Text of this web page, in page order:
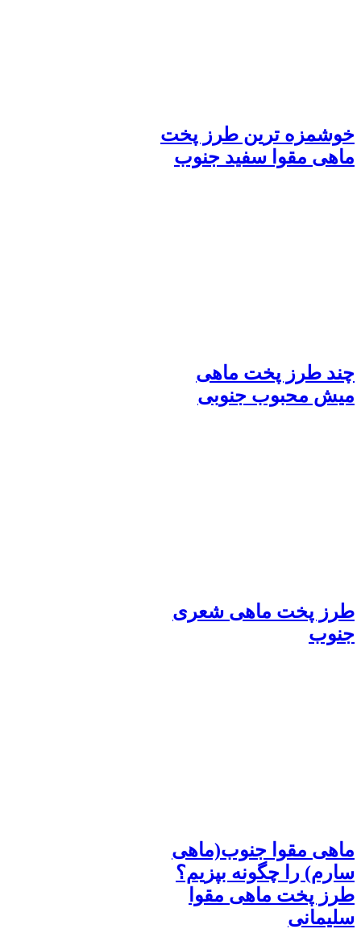
خوشمزه ترین طرز پخت
ماهی مقوا سفید جنوب
چند طرز پخت ماهی
میش محبوب جنوبی
طرز پخت ماهی شعری
جنوب
ماهی مقوا جنوب(ماهی
سارم) را چگونه بپزیم؟
طرز پخت ماهی مقوا
سلیمانی